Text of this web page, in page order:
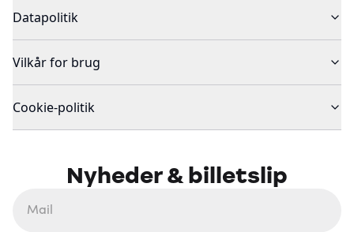
Datapolitik
Vilkår for brug
Cookie-politik
Nyheder & billetslip